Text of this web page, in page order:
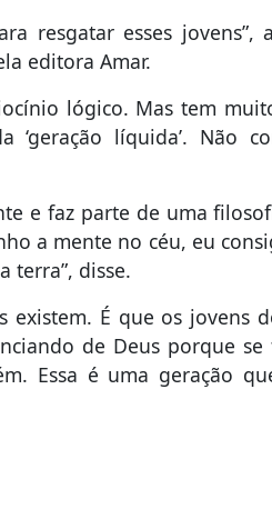
resgatar esses
editora Amar.
lógico. Mas tem
‘geração líquida’. Não
e faz parte de uma
a mente no céu, eu
terra”, disse.
existem. É que os jovens
de Deus porque
Essa é uma geração